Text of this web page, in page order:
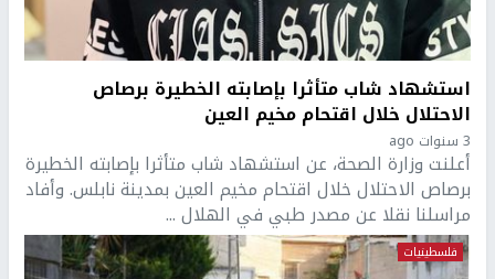
استشهاد شاب متأثرا بإصابته الخطيرة برصاص
الاحتلال خلال اقتحام مخيم العين
3 سنوات ago
أعلنت وزارة الصحة، عن استشهاد شاب متأثرا بإصابته الخطيرة
برصاص الاحتلال خلال اقتحام مخيم العين بمدينة نابلس. وأفاد
مراسلنا نقلا عن مصدر طبي في الهلال ...
فلسطينيات